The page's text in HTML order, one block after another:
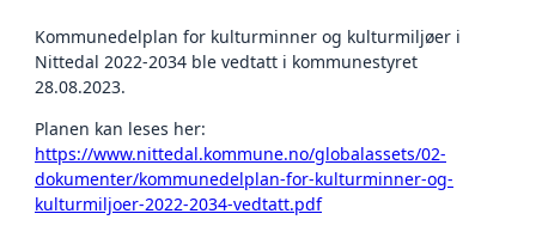
Kommunedelplan for kulturminner og kulturmiljøer i
Nittedal 2022-2034 ble vedtatt i kommunestyret
28.08.2023.
Planen kan leses her:
https://www.nittedal.kommune.no/globalassets/02-
dokumenter/kommunedelplan-for-kulturminner-og-
kulturmiljoer-2022-2034-vedtatt.pdf